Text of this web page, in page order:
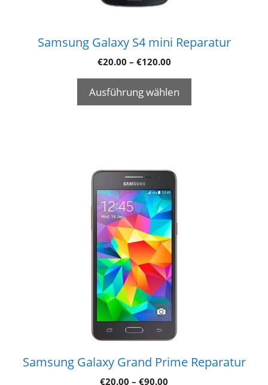
Samsung Galaxy S4 mini Reparatur
€20.00 – €120.00
Ausführung wählen
Samsung Galaxy Grand Prime Reparatur
€20.00 – €90.00